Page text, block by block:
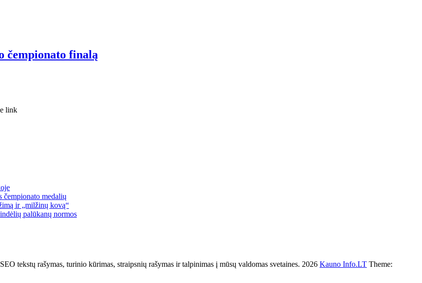
čempionato finalą
link
čempionato medalių
ir „milžinų kovą“
palūkanų normos
rašymas, turinio kūrimas, straipsnių rašymas ir talpinimas į mūsų valdomas svetaines. 2026 Kauno Info.LT Theme: